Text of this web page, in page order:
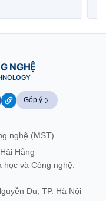
NGHỆ
Góp ý
nghệ (MST)
Hằng
và Công nghệ.
Du, TP. Hà Nội